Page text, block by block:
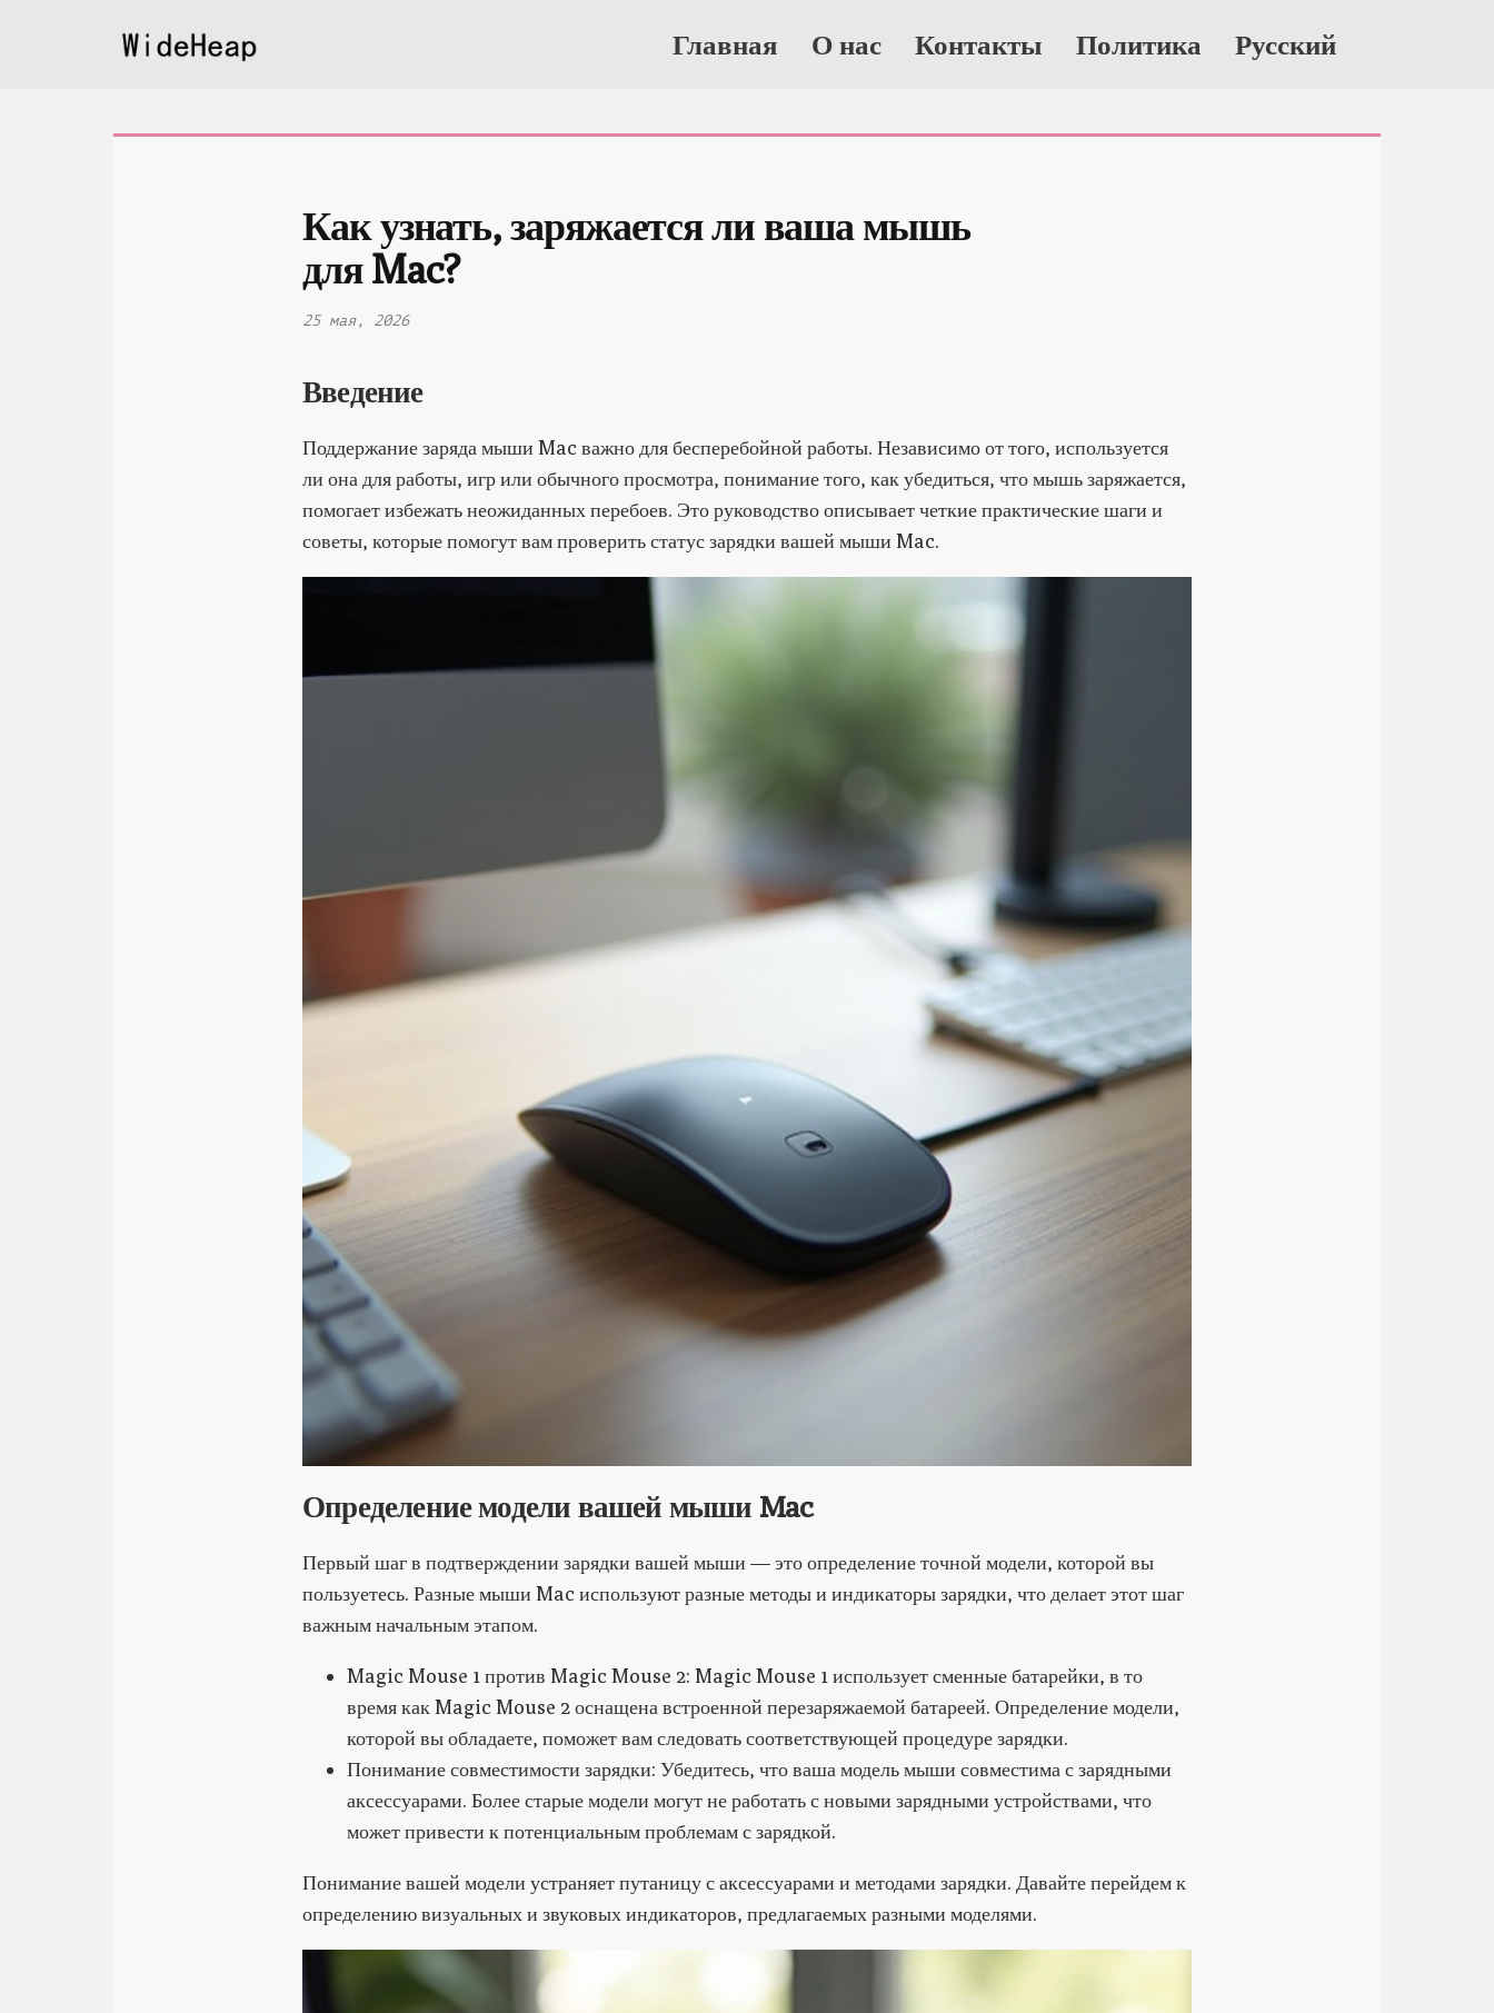
Главная О нас Контакты Политика Русский
Как узнать, заряжается ли ваша мышь
для Mac?
25 мая, 2026
Введение
Поддержание заряда мыши Mac важно для бесперебойной работы. Независимо от того, используется
ли она для работы, игр или обычного просмотра, понимание того, как убедиться, что мышь заряжается,
помогает избежать неожиданных перебоев. Это руководство описывает четкие практические шаги и
советы, которые помогут вам проверить статус зарядки вашей мыши Mac.
Определение модели вашей мыши Mac
Первый шаг в подтверждении зарядки вашей мыши — это определение точной модели, которой вы
пользуетесь. Разные мыши Mac используют разные методы и индикаторы зарядки, что делает этот шаг
важным начальным этапом.
Magic Mouse 1 против Magic Mouse 2: Magic Mouse 1 использует сменные батарейки, в то
время как Magic Mouse 2 оснащена встроенной перезаряжаемой батареей. Определение модели,
которой вы обладаете, поможет вам следовать соответствующей процедуре зарядки.
Понимание совместимости зарядки: Убедитесь, что ваша модель мыши совместима с зарядными
аксессуарами. Более старые модели могут не работать с новыми зарядными устройствами, что
может привести к потенциальным проблемам с зарядкой.
Понимание вашей модели устраняет путаницу с аксессуарами и методами зарядки. Давайте перейдем к
определению визуальных и звуковых индикаторов, предлагаемых разными моделями.